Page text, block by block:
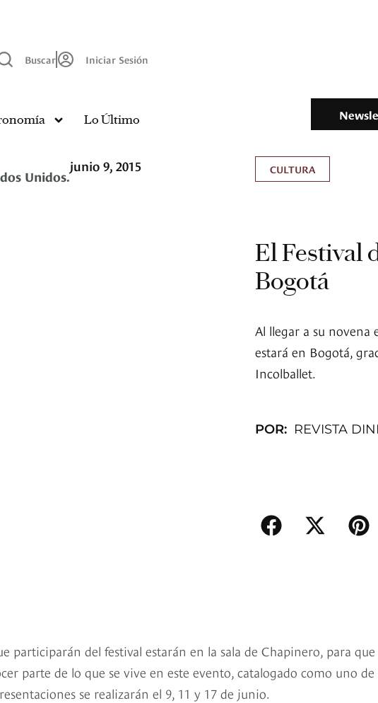
Buscar Iniciar Sesión
Lo Último
Unidos.
junio 9, 2015 CULTURA
El Festival
Bogotá
Al llegar a su novena
estará en Bogotá,
Incolballet.
POR: REVISTA
participarán del festival estarán en la sala de Chapinero, para que
parte de lo que se vive en este evento, catalogado como uno de
se realizarán el 9, 11 y 17 de junio.